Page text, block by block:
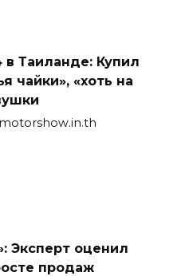
в Таиланде: Купил
чайки», «хоть на
Эксперт оценил
продаж